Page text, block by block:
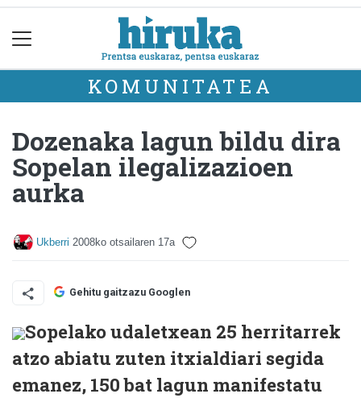
KOMUNITATEA
Dozenaka lagun bildu dira
Sopelan ilegalizazioen
aurka
Ukberri 2008ko otsailaren 17a
Gehitu gaitzazu Googlen
Sopelako udaletxean 25 herritarrek
atzo abiatu zuten itxialdiari segida
emanez, 150 bat lagun manifestatu